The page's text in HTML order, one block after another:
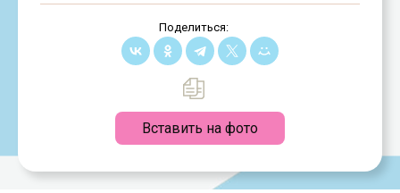
Поделиться:
Вставить на фото